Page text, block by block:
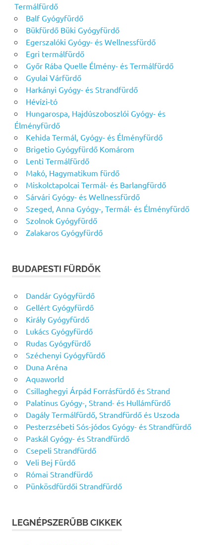
Termálfürdő
Balf Gyógyfürdő
Bükfürdő Büki Gyógyfürdő
Egerszalóki Gyógy- és Wellnessfürdő
Egri termálfürdő
Győr Rába Quelle Élmény- és Termálfürdő
Gyulai Várfürdő
Harkányi Gyógy- és Strandfürdő
Hévízi-tó
Hungarospa, Hajdúszoboszlói Gyógy- és
Élményfürdő
Kehida Termál, Gyógy- és Élményfürdő
Brigetio Gyógyfürdő Komárom
Lenti Termálfürdő
Makó, Hagymatikum fürdő
Miskolctapolcai Termál- és Barlangfürdő
Sárvári Gyógy- és Wellnessfürdő
Szeged, Anna Gyógy-, Termál- és Élményfürdő
Szolnok Gyógyfürdő
Zalakaros Gyógyfürdő
BUDAPESTI FÜRDŐK
Dandár Gyógyfürdő
Gellért Gyógyfürdő
Király Gyógyfürdő
Lukács Gyógyfürdő
Rudas Gyógyfürdő
Széchenyi Gyógyfürdő
Duna Aréna
Aquaworld
Csillaghegyi Árpád Forrásfürdő és Strand
Palatinus Gyógy-, Strand- és Hullámfürdő
Dagály Termálfürdő, Strandfürdő és Uszoda
Pesterzsébeti Sós-jódos Gyógy- és Strandfürdő
Paskál Gyógy- és Strandfürdő
Csepeli Strandfürdő
Veli Bej Fürdő
Római Strandfürdő
Pünkösdfürdői Strandfürdő
LEGNÉPSZERŰBB CIKKEK